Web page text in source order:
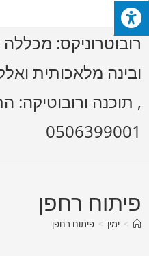
Skip
to
content
רובוטרוניקס: מכללה
ובינה מלאכותית
, תוכנה ורובוטיקה:
0506399001
פיתוח רחפן
> ימין > פיתוח רחפן